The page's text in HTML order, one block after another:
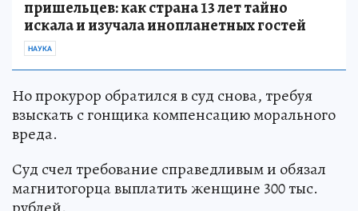
пришельцев: как страна 13 лет тайно
искала и изучала инопланетных гостей
НАУКА
Но прокурор обратился в суд снова, требуя
взыскать с гонщика компенсацию морального
вреда.
Суд счел требование справедливым и обязал
магнитогорца выплатить женщине 300 тыс.